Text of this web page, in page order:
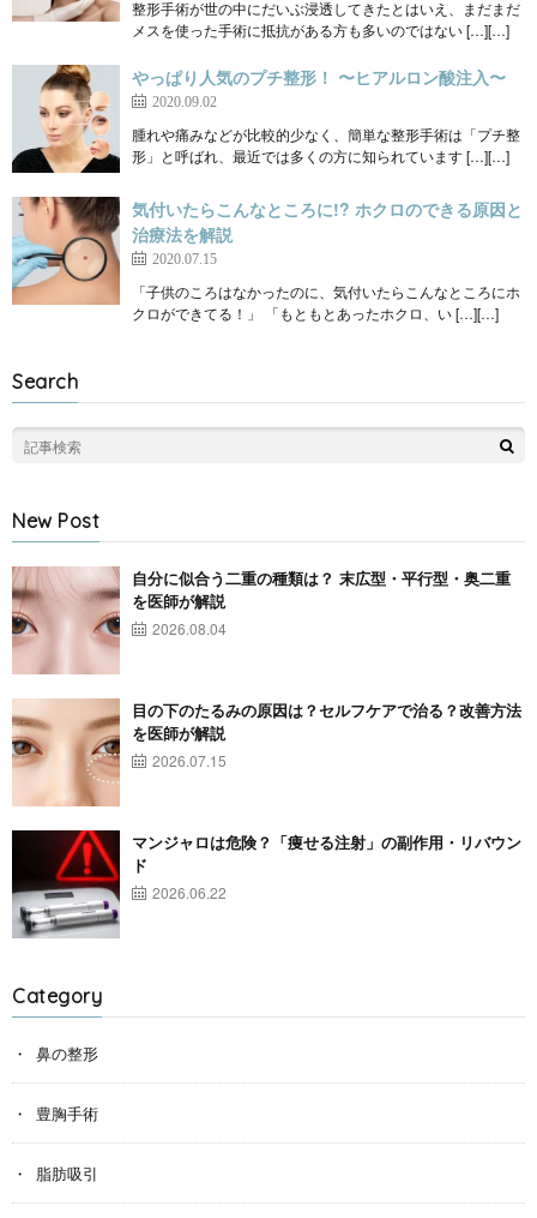
整形手術が世の中にだいぶ浸透してきたとはいえ、まだまだ
メスを使った手術に抵抗がある方も多いのではない […][…]
やっぱり人気のプチ整形！ 〜ヒアルロン酸注入〜
2020.09.02
腫れや痛みなどが比較的少なく、簡単な整形手術は「プチ整
形」と呼ばれ、最近では多くの方に知られています […][…]
気付いたらこんなところに!? ホクロのできる原因と
治療法を解説
2020.07.15
「子供のころはなかったのに、気付いたらこんなところにホ
クロができてる！」 「もともとあったホクロ、い […][…]
Search
New Post
自分に似合う二重の種類は？ 末広型・平行型・奥二重
を医師が解説
2026.08.04
目の下のたるみの原因は？セルフケアで治る？改善方法
を医師が解説
2026.07.15
マンジャロは危険？「痩せる注射」の副作用・リバウン
ド
2026.06.22
Category
鼻の整形
豊胸手術
脂肪吸引